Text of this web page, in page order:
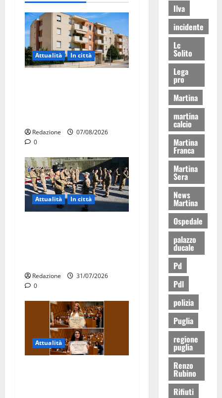
Attualità In città
Redazione
07/08/2026
0
Attualità In città
Redazione
31/07/2026
0
Attualità
Ilva
incidente
Lc
Solito
Lega
pro
Martina
martina
calcio
Martina
Franca
Martina
Sera
News
Martina
Ospedale
palazzo
ducale
Pd
Pdl
polizia
Puglia
regione
puglia
Renzo
Rubino
Rifiuti